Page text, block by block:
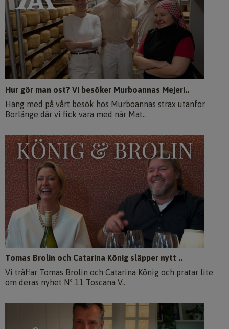
Hur gör man ost? Vi besöker Murboannas Mejeri..
Häng med på vårt besök hos Murboannas strax utanför
Borlänge där vi fick vara med när Mat..
Tomas Brolin och Catarina König släpper nytt ..
Vi träffar Tomas Brolin och Catarina König och pratar lite
om deras nyhet Nº 11 Toscana V..